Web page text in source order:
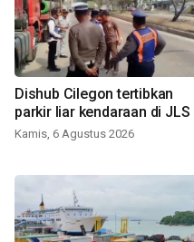
Dishub Cilegon tertibkan
parkir liar kendaraan di JLS
Kamis, 6 Agustus 2026